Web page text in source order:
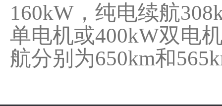
160kW，纯电续航
单电机或400kW双电
航分别为650km和